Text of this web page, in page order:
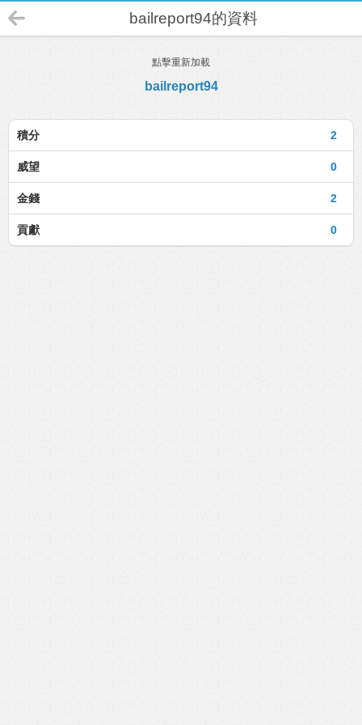
bailreport94的資料
點擊重新加載
bailreport94
2
積分
0
威望
2
金錢
0
貢獻